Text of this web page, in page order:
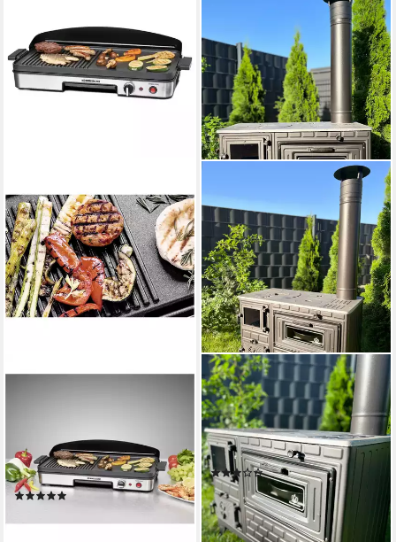
ROMMELSBACHER
1900 W Leistung
59 x 15.5 x 29 cm B/H/T
(2)
HOMEPARADISE
Grillkamin Outdoor
Küchenofen Gartenofen
Terrassenofen Gartenküche
Holzofen Ofen
(3)
339,99 €
(3,40 €/ 1 Stk)
16,89 €mtl. in 24 Raten
lieferbar - in 6-7 Werktagen bei dir